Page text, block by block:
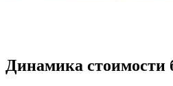
Динамика стоимости